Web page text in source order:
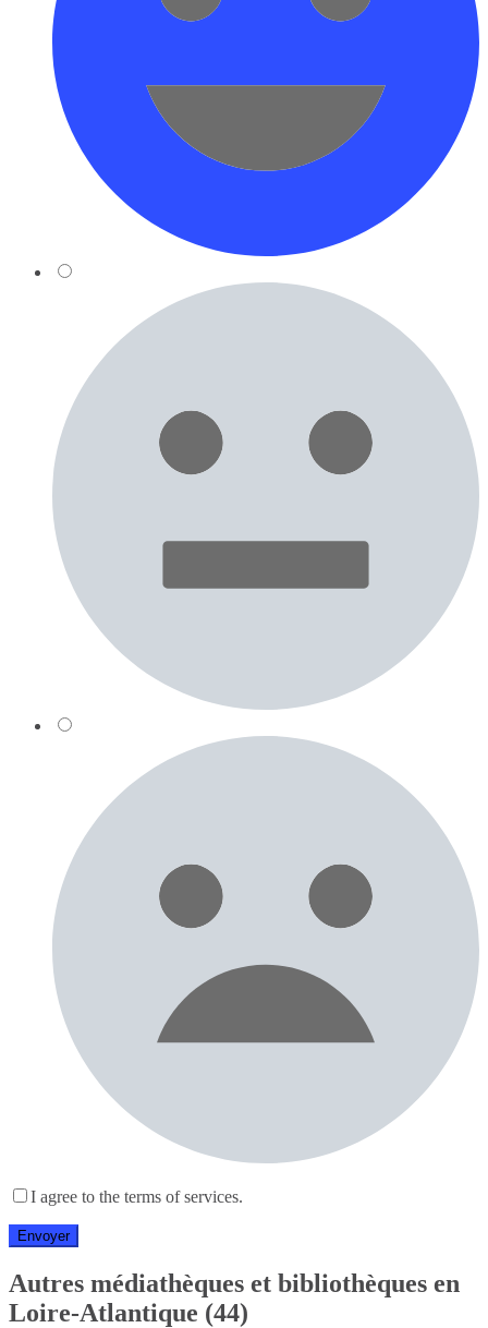
I agree to the terms of services.
Autres médiathèques et bibliothèques en
Loire-Atlantique (44)